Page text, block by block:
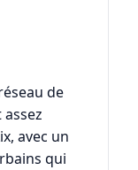
de
avec un
qui